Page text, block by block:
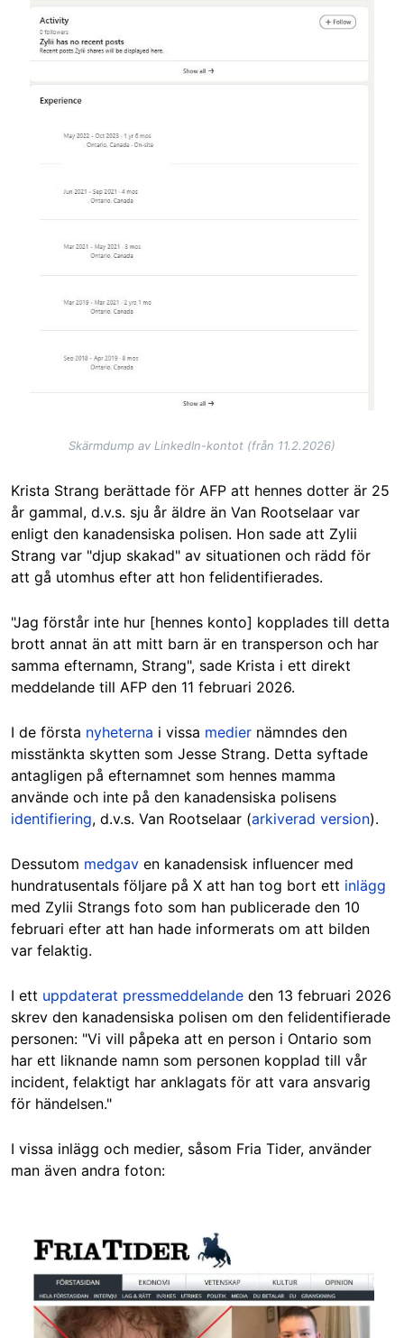
Skärmdump av LinkedIn-kontot (från 11.2.2026)
Krista Strang berättade för AFP att hennes dotter är 25
år gammal, d.v.s. sju år äldre än Van Rootselaar var
enligt den kanadensiska polisen. Hon sade att Zylii
Strang var "djup skakad" av situationen och rädd för
att gå utomhus efter att hon felidentifierades.
"Jag förstår inte hur [hennes konto] kopplades till detta
brott annat än att mitt barn är en transperson och har
samma efternamn, Strang", sade Krista i ett direkt
meddelande till AFP den 11 februari 2026.
I de första nyheterna i vissa medier nämndes den
misstänkta skytten som Jesse Strang. Detta syftade
antagligen på efternamnet som hennes mamma
använde och inte på den kanadensiska polisens
identifiering, d.v.s. Van Rootselaar (arkiverad version).
Dessutom medgav en kanadensisk influencer med
hundratusentals följare på X att han tog bort ett inlägg
med Zylii Strangs foto som han publicerade den 10
februari efter att han hade informerats om att bilden
var felaktig.
I ett uppdaterat pressmeddelande den 13 februari 2026
skrev den kanadensiska polisen om den felidentifierade
personen: "Vi vill påpeka att en person i Ontario som
har ett liknande namn som personen kopplad till vår
incident, felaktigt har anklagats för att vara ansvarig
för händelsen."
I vissa inlägg och medier, såsom Fria Tider, använder
man även andra foton:
Image